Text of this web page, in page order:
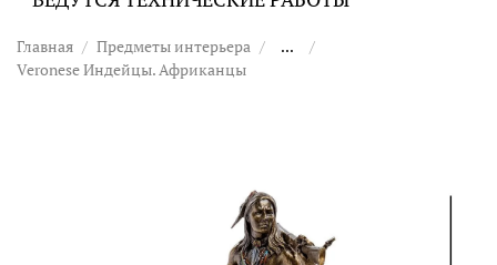
Главная Предметы интерьера
...
Veronese Индейцы. Африканцы